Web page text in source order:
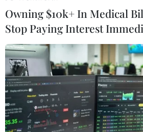
Truyền thông Hàn Quốc đánh
cao đội tuyển Việt Nam với chuỗi
trận bất bại
09/08/2026 04:22
Đội tuyển Việt Nam đối đầu
tại bán kết ASEAN Cup 2026
08/08/2026 15:53
Owning $10k+ In Medical
Stop Paying Interest